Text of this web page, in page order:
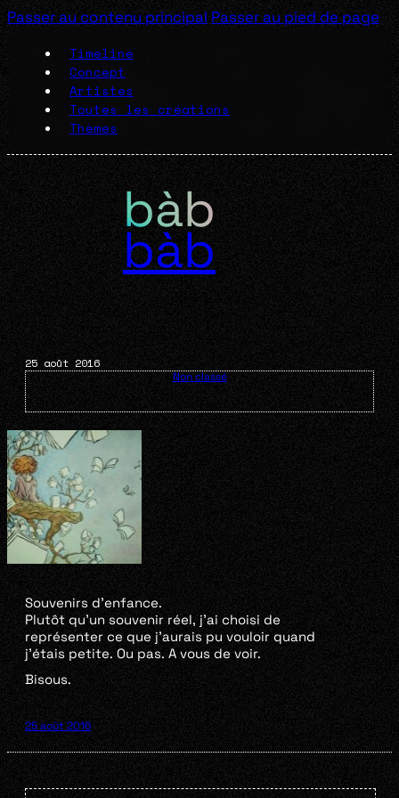
Passer au contenu principal Passer au pied de page
Timeline
Concept
Artistes
Toutes les créations
Thèmes
bàb
25 août 2016
Non classé
Souvenirs d’enfance.
Plutôt qu’un souvenir réel, j’ai choisi de
représenter ce que j’aurais pu vouloir quand
j’étais petite. Ou pas. A vous de voir.
Bisous.
25 août 2016